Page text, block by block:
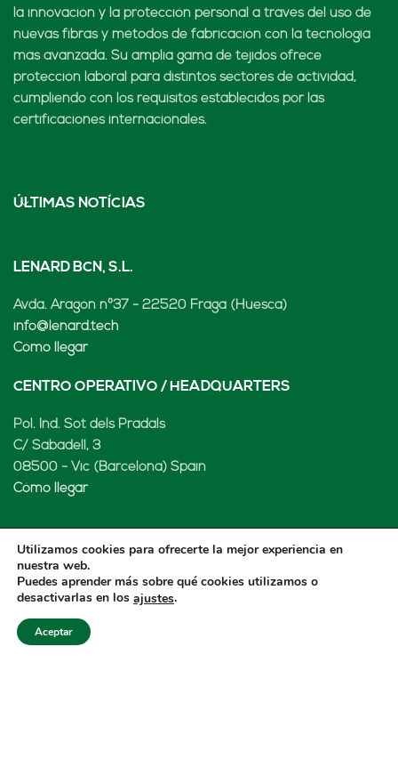
la innovación y la protección personal a través del uso de
nuevas fibras y métodos de fabricación con la tecnología
más avanzada. Su amplia gama de tejidos ofrece
protección laboral para distintos sectores de actividad,
cumpliendo con los requisitos establecidos por las
certificaciones internacionales.
ÚLTIMAS NOTÍCIAS
LENARD BCN, S.L.
Avda. Aragón nº37 - 22520 Fraga (Huesca)
info@lenard.tech
Cómo llegar
CENTRO OPERATIVO / HEADQUARTERS
Pol. Ind. Sot dels Pradals
C/ Sabadell, 3
08500 - Vic (Barcelona) Spain
Cómo llegar
LENARD MX, S de RL de CV
Rio Atoyac 30. Parque Industrial Empresarial
Cuautlancingo
Cuautlancingo, 72730 Puebla (México)
Utilizamos cookies para ofrecerte la mejor experiencia en
nuestra web.
Puedes aprender más sobre qué cookies utilizamos o
desactivarlas en los ajustes.
Aceptar